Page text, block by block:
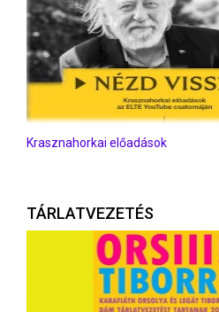
Krasznahorkai előadások
TÁRLATVEZETÉS